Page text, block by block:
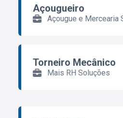
Açougueiro
Açougue e Mercearia
Torneiro Mecânico
Mais RH Soluções